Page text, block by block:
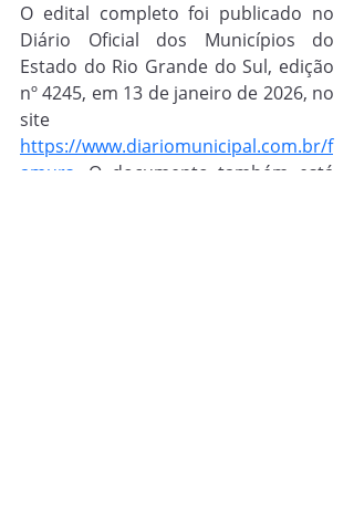
O edital completo foi publicado no
Diário Oficial dos Municípios do
Estado do Rio Grande do Sul, edição
nº 4245, em 13 de janeiro de 2026, no
https://www.diariomunicipal.com.br/f
amurs . O documento também está